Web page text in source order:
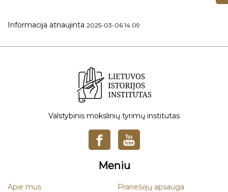
Informacija atnaujinta 2025-03-06 14:09
Valstybinis mokslinių tyrimų institutas
Meniu
Apie mus
Pranešėjų apsauga